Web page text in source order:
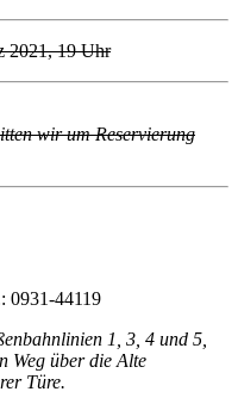
2021, 19 Uhr
wir um Reservierung
0931-44119
1, 3, 4 und 5,
Weg über die Alte
Türe.